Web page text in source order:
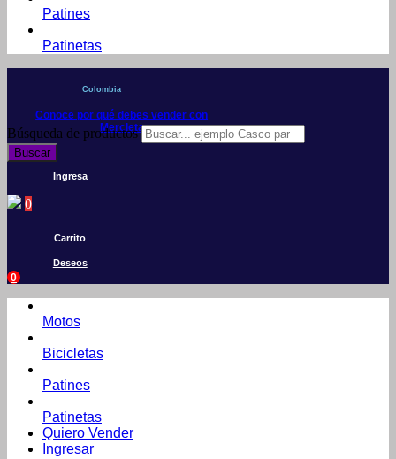
Patines
Patinetas
Colombia
Conoce por qué debes vender con
Mercleta
Búsqueda de productos
Buscar
Ingresa
0
Carrito
Deseos
0
Motos
Bicicletas
Patines
Patinetas
Quiero Vender
Ingresar